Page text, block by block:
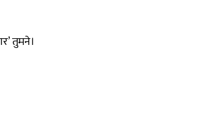
तुमने।